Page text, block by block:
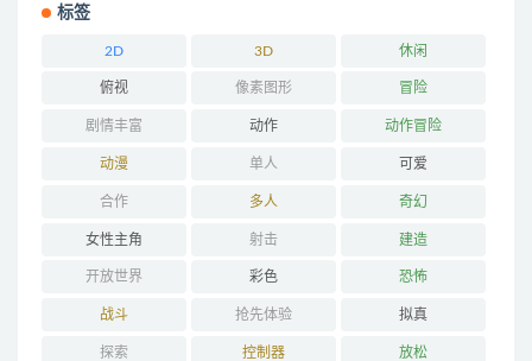
标签
2D 3D 休闲
俯视 像素图形 冒险
剧情丰富 动作 动作冒险
动漫 单人 可爱
合作 多人 奇幻
女性主角 射击 建造
开放世界 彩色 恐怖
战斗 抢先体验 拟真
探索 控制器 放松